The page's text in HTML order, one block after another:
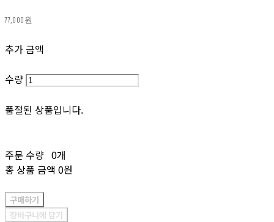
77,000원
추가 금액
수량
품절된 상품입니다.
주문 수량 0개
총 상품 금액 0원
구매하기
장바구니에 담기